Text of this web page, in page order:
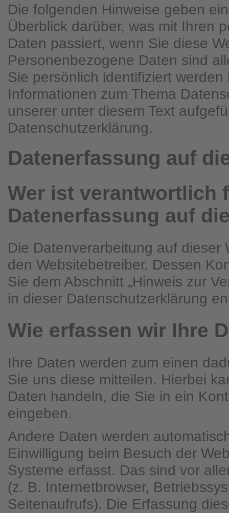
Die folgenden Hinweise geben
Überblick darüber, was mit Ihren
Daten passiert, wenn Sie diese
Personenbezogene Daten sind
Sie persönlich identifiziert
Informationen zum Thema
unserer unter diesem Text
Datenschutzerklärung.
Datenerfassung auf
Wer ist verantwortlich
Datenerfassung auf
Die Datenverarbeitung auf dieser
den Websitebetreiber. Dessen
Sie dem Abschnitt „Hinweis zur
in dieser Datenschutzerklärung
Wie erfassen wir Ihre
Ihre Daten werden zum einen
Sie uns diese mitteilen. Hierbei
Daten handeln, die Sie in ein
eingeben.
Andere Daten werden
Einwilligung beim Besuch der
Systeme erfasst. Das sind vor
(z. B. Internetbrowser,
Seitenaufrufs). Die Erfassung